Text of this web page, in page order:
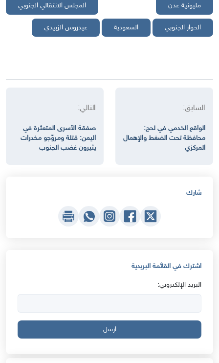
مليونية عدن المجلس الانتقالي الجنوبي
الحوار الجنوبي السعودية عيدروس الزبيدي
السابق:
الواقع الخدمي في لحج:
محافظة تحت الضغط والإهمال
المركزي
التالي:
صفقة الأسرى المتعثرة في
اليمن: قتلة ومروّجو مخدرات
يثيرون غضب الجنوب
شارك
اشترك في القائمة البريدية
البريد الإلكتروني:
ارسل